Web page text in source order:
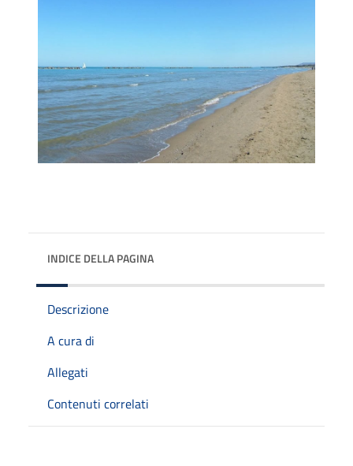
INDICE DELLA PAGINA
Descrizione
A cura di
Allegati
Contenuti correlati